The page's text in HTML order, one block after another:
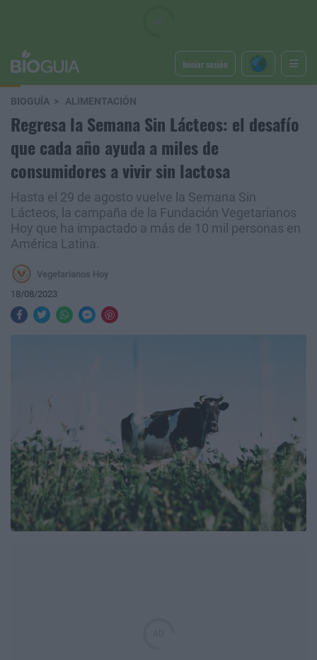
Iniciar sesión
BIOGUÍA ALIMENTACIÓN
Regresa la Semana Sin Lácteos: el desafío
que cada año ayuda a miles de
consumidores a vivir sin lactosa
Hasta el 29 de agosto vuelve la Semana Sin
Lácteos, la campaña de la Fundación Vegetarianos
Hoy que ha impactado a más de 10 mil personas en
América Latina.
Vegetarianos Hoy
18/08/2023